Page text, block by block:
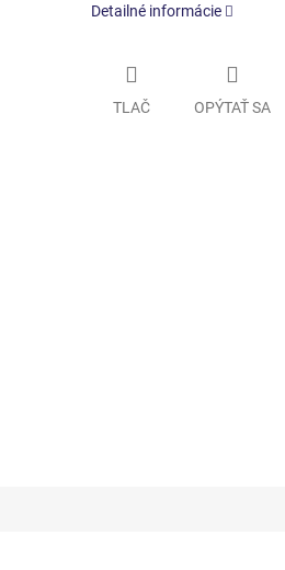
Detailné informácie
TLAČ OPÝTAŤ SA